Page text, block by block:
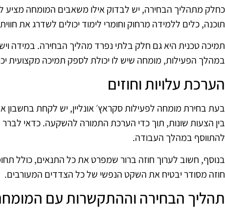
כחלק מתהליך הבחירה, יש לבדוק אילו משאבים המומחה מציע
תוכנה, כלים ללמידה מרחוק וחומרי לימוד יכולים לשדרג את
תמיכה טכנית היא גם חלק בלתי נפרד מהליך הבחירה. במידה
במהלך הפעילות, מומחה שיש לו יכולת לספק תמיכה מקצועית
הערכת עלויות וחוזים
בעת בחירת מומחה לפעילות סקראץ׳ אונליין, יש לקחת בחשבון
בין הצעות שונות, תוך כדי הערכת התמורה להשקעה. כדאי לברר
להתווסף במהלך העבודה.
בנוסף, חשוב לערוך חוזה ברור שמפרט את כל התנאים, כולל
חוזה מסודר יבטיח את השקט הנפשי של כל הצדדים המעורבים.
תהליך הבחירה וההתקשרות עם